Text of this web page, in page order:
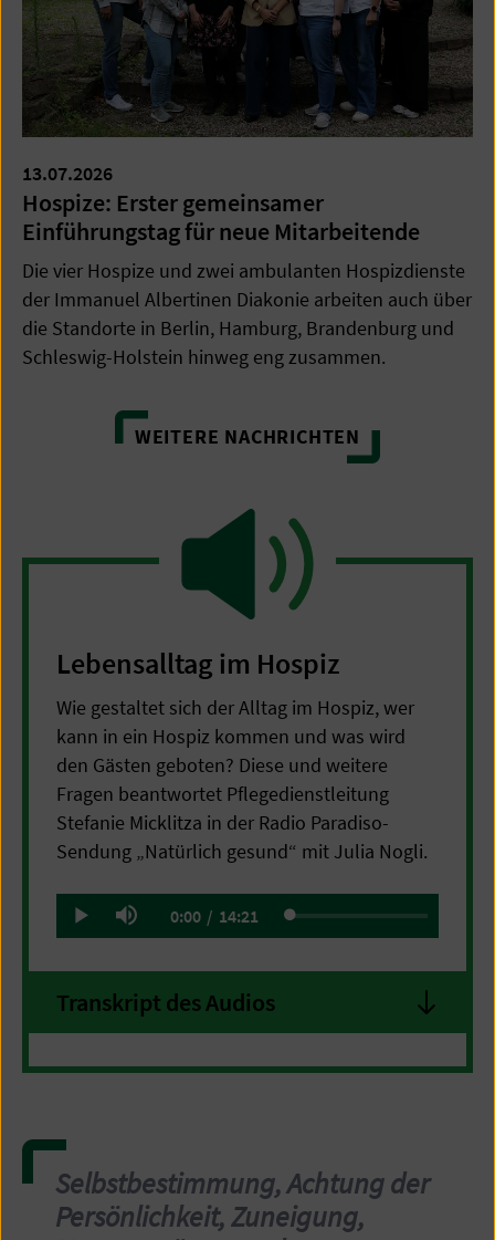
13.07.2026
Hospize: Erster gemeinsamer
Einführungstag für neue Mitarbeitende
Die vier Hospize und zwei ambulanten Hospizdienste
der Immanuel Albertinen Diakonie arbeiten auch über
die Standorte in Berlin, Hamburg, Brandenburg und
Schleswig-Holstein hinweg eng zusammen.
WEITERE NACHRICHTEN
Lebensalltag im Hospiz
Wie gestaltet sich der Alltag im Hospiz, wer
kann in ein Hospiz kommen und was wird
den Gästen geboten? Diese und weitere
Fragen beantwortet Pflegedienstleitung
Stefanie Micklitza in der Radio Paradiso-
Sendung „Natürlich gesund“ mit Julia Nogli.
Wiedergabe
Stumm
schalten Aktueller
0:00 / 14:21 Geladen
0%
Transkript des Audios
Selbstbestimmung, Achtung der
Persönlichkeit, Zuneigung,